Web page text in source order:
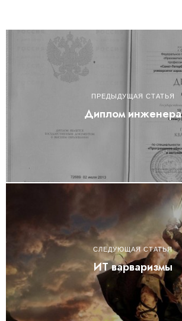
ПРЕДЫДУЩАЯ СТАТЬЯ
Диплом инженера
СЛЕДУЮЩАЯ СТАТЬЯ
ИТ варваризмы